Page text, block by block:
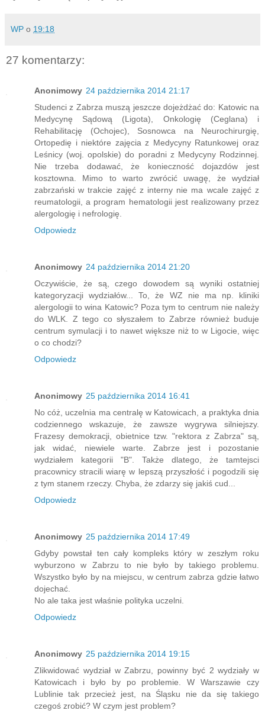
WP o 19:18
27 komentarzy:
Anonimowy 24 października 2014 21:17
Studenci z Zabrza muszą jeszcze dojeżdżać do: Katowic na
Medycynę Sądową (Ligota), Onkologię (Ceglana) i
Rehabilitację (Ochojec), Sosnowca na Neurochirurgię,
Ortopedię i niektóre zajęcia z Medycyny Ratunkowej oraz
Leśnicy (woj. opolskie) do poradni z Medycyny Rodzinnej.
Nie trzeba dodawać, że konieczność dojazdów jest
kosztowna. Mimo to warto zwrócić uwagę, że wydział
zabrzański w trakcie zajęć z interny nie ma wcale zajęć z
reumatologii, a program hematologii jest realizowany przez
alergologię i nefrologię.
Odpowiedz
Anonimowy 24 października 2014 21:20
Oczywiście, że są, czego dowodem są wyniki ostatniej
kategoryzacji wydziałów... To, że WZ nie ma np. kliniki
alergologii to wina Katowic? Poza tym to centrum nie należy
do WLK. Z tego co słyszałem to Zabrze również buduje
centrum symulacji i to nawet większe niż to w Ligocie, więc
o co chodzi?
Odpowiedz
Anonimowy 25 października 2014 16:41
No cóż, uczelnia ma centralę w Katowicach, a praktyka dnia
codziennego wskazuje, że zawsze wygrywa silniejszy.
Frazesy demokracji, obietnice tzw. "rektora z Zabrza" są,
jak widać, niewiele warte. Zabrze jest i pozostanie
wydziałem kategorii "B". Także dlatego, że tamtejsci
pracownicy stracili wiarę w lepszą przyszłość i pogodzili się
z tym stanem rzeczy. Chyba, że zdarzy się jakiś cud...
Odpowiedz
Anonimowy 25 października 2014 17:49
Gdyby powstał ten cały kompleks który w zeszłym roku
wyburzono w Zabrzu to nie było by takiego problemu.
Wszystko było by na miejscu, w centrum zabrza gdzie łatwo
dojechać.
No ale taka jest właśnie polityka uczelni.
Odpowiedz
Anonimowy 25 października 2014 19:15
Zlikwidować wydział w Zabrzu, powinny być 2 wydziały w
Katowicach i było by po problemie. W Warszawie czy
Lublinie tak przecież jest, na Śląsku nie da się takiego
czegoś zrobić? W czym jest problem?